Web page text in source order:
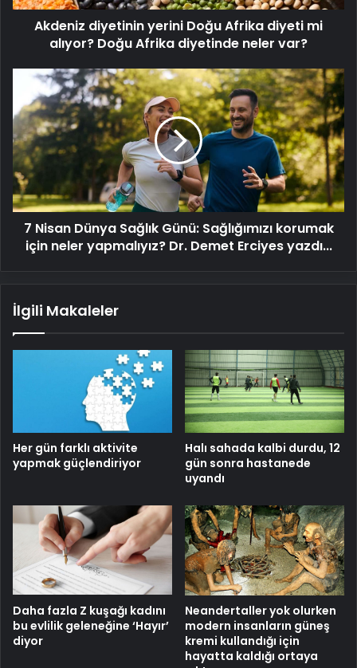
Doğu
Afrika
diyetinde
Akdeniz diyetinin yerini Doğu Afrika diyeti mi
alıyor? Doğu Afrika diyetinde neler var?
Nisan
Dünya
Sağlık
Günü:
Sağlığımızı
korumak
için
neler
yapmalıyız?
7 Nisan Dünya Sağlık Günü: Sağlığımızı korumak
için neler yapmalıyız? Dr. Demet Erciyes yazdı...
İlgili Makaleler
Her gün farklı aktivite
yapmak güçlendiriyor
Halı sahada kalbi durdu, 12
gün sonra hastanede
uyandı
Daha fazla Z kuşağı kadını
bu evlilik geleneğine ‘Hayır’
diyor
Neandertaller yok olurken
modern insanların güneş
kremi kullandığı için
hayatta kaldığı ortaya